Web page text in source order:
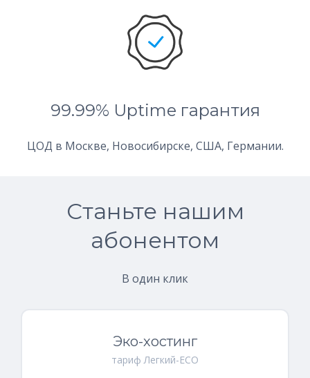
99.99% Uptime гарантия
ЦОД в Москве, Новосибирске, США, Германии.
Станьте нашим
абонентом
В один клик
Эко-хостинг
тариф Легкий-ECO